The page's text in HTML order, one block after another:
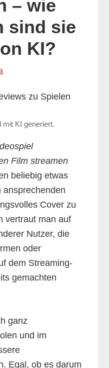
– wie
sind sie
KI?
mit KI generiert.
Film streamen
beliebig etwas
ansprechenden
Cover zu
vertraut man auf
Nutzer, die
oder
dem Streaming-
gemachten
ganz
und im
Egal, ob es darum